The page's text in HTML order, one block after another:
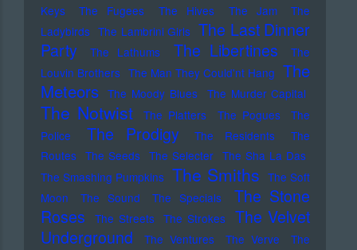
Keys
The Fugees The Hives The Jam
The
Ladybirds The Lambrini Girls The Last Dinner
Party
The Lathums The Libertines
The
Louvin Brothers The Man They Could'nt Hang The
Meteors The Moody Blues The Murder Capital
The Notwist The Platters The Pogues
The
Police
The Prodigy The Residents
The
Routes The Seeds The Selecter The Sha La Das
The Smashing Pumpkins The Smiths The Soft
Moon
The Sound The Specials
The Stone
Roses
The Streets The Strokes
The Velvet
Underground
The Ventures The Verve
The